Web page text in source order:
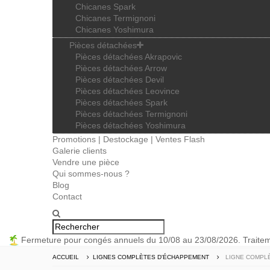
Chicanes Spark
Chicanes Termignoni
Chicanes Yoshimura
Pièces détachées
Pièces détachées Akrapovic
Pièces détachées Arrow
Pièces détachées Devil
Pièces détachées Leovince
Pièces détachées Spark
Pièces détachées Termignoni
Pièces détachées Yoshimura
Promotions | Destockage | Ventes Flash
Galerie clients
Vendre une pièce
Qui sommes-nous ?
Blog
Contact
Fermeture pour congés annuels du 10/08 au 23/08/2026.
ACCUEIL LIGNES COMPLÈTES D'ÉCHAPPEMENT LIGNE